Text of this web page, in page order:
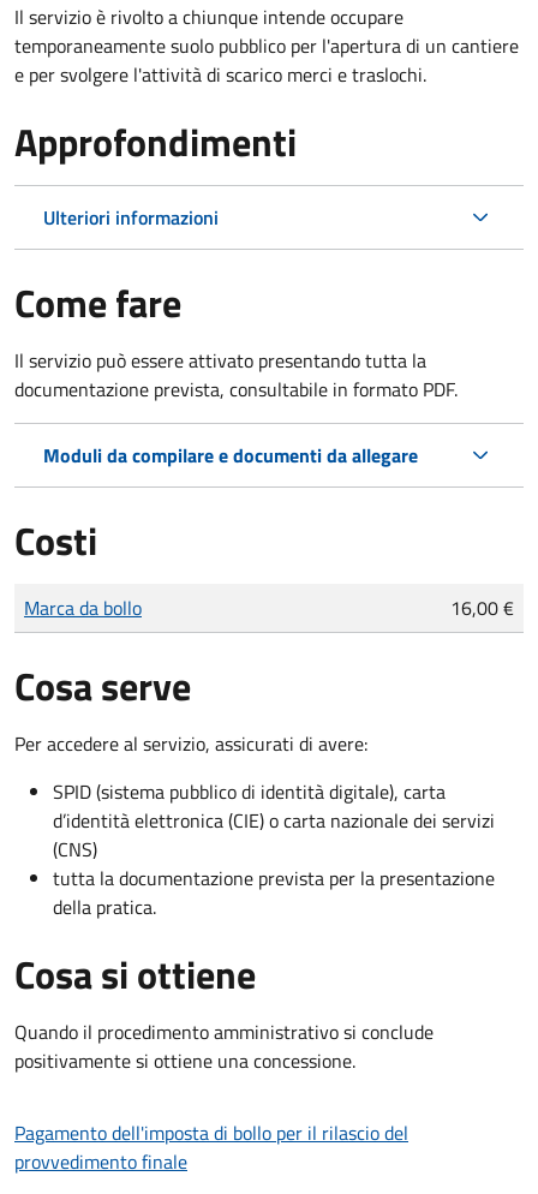
Il servizio è rivolto a chiunque intende occupare
temporaneamente suolo pubblico per l'apertura di un cantiere
e per svolgere l'attività di scarico merci e traslochi.
Approfondimenti
Ulteriori informazioni
Come fare
Il servizio può essere attivato presentando tutta la
documentazione prevista, consultabile in formato PDF.
Moduli da compilare e documenti da allegare
Costi
Tipo di pagamento
Importo
Marca da bollo 16,00 €
Cosa serve
Per accedere al servizio, assicurati di avere:
SPID (sistema pubblico di identità digitale), carta
d’identità elettronica (CIE) o carta nazionale dei servizi
(CNS)
tutta la documentazione prevista per la presentazione
della pratica.
Cosa si ottiene
Quando il procedimento amministrativo si conclude
positivamente si ottiene una concessione.
Pagamento dell'imposta di bollo per il rilascio del
provvedimento finale